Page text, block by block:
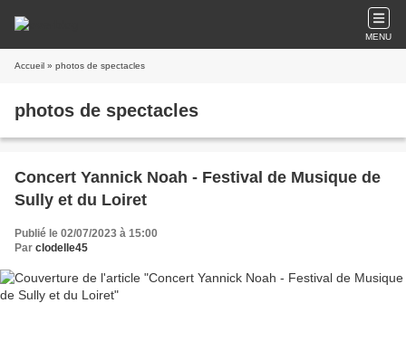
MENU
Accueil » photos de spectacles
photos de spectacles
Concert Yannick Noah - Festival de Musique de
Sully et du Loiret
Publié le 02/07/2023 à 15:00
Par clodelle45